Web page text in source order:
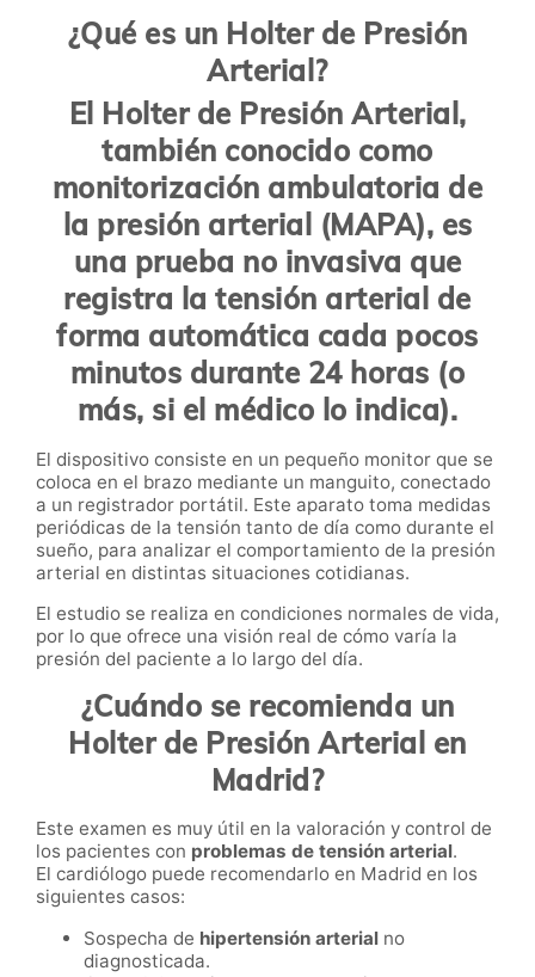
¿Qué es un Holter de Presión
Arterial?
El Holter de Presión Arterial ,
también conocido como
monitorización ambulatoria de
la presión arterial (MAPA), es
una prueba no invasiva que
registra la tensión arterial de
forma automática cada pocos
minutos durante 24 horas (o
más, si el médico lo indica).
El dispositivo consiste en un pequeño monitor que se
coloca en el brazo mediante un manguito, conectado
a un registrador portátil. Este aparato toma medidas
periódicas de la tensión tanto de día como durante el
sueño, para analizar el comportamiento de la presión
arterial en distintas situaciones cotidianas.
El estudio se realiza en condiciones normales de vida,
por lo que ofrece una visión real de cómo varía la
presión del paciente a lo largo del día.
¿Cuándo se recomienda un
Holter de Presión Arterial en
Madrid?
Este examen es muy útil en la valoración y control de
los pacientes con problemas de tensión arterial.
El cardiólogo puede recomendarlo en Madrid en los
siguientes casos:
Sospecha de hipertensión arterial no
diagnosticada.